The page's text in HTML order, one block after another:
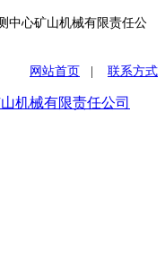
中心矿山机械有限责任公
网站首页 联系方式